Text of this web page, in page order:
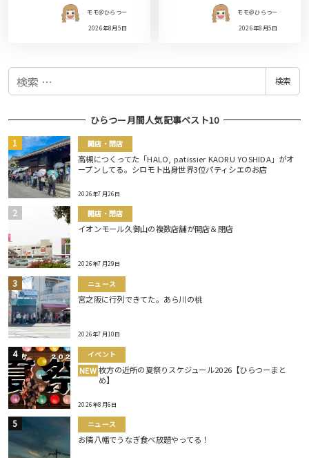
モモ＠ひらつー
2026年8月5日
モモ＠ひらつー
2026年8月5日
検
検索
ひらつー月間人気記事ベスト10
開店・閉店
高槻につくってた「HALO, patissier KAORU YOSHIDA」がオ
ープンしてる。シロモト出身世界3位パティシエのお店
2026年7月26日
開店・閉店
イオンモール久御山の複数店舗が開店＆閉店
2026年7月29日
ニュース
宮之阪に行列できてた。あら川の桃
2026年7月10日
イベント
NEW 枚方の近所の夏祭りスケジュール2026【ひらつーまと
め】
2026年8月6日
ニュース
お隣八幡でうなぎ食べ放題やってる！